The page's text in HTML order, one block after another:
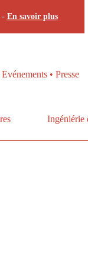
- En savoir plus
• Presse
Ingéniérie